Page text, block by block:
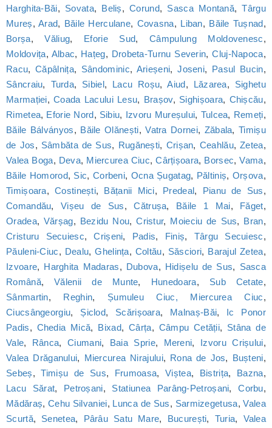
Harghita-Băi, Sovata, Beliș,Corund, Sasca Montană,Târgu
Mureș, Arad, Băile Herculane, Covasna, Liban, Băile Tușnad,
Borșa,Văliug, Eforie Sud,Câmpulung Moldovenesc,
Moldovița, Albac, Hațeg, Drobeta-Turnu Severin,Cluj-Napoca,
Racu,Căpâlnița, Sândominic, Arieșeni,Joseni, Pasul Bucin,
Sâncraiu, Turda, Sibiel, Lacu Roșu,Aiud, Lăzarea, Sighetu
Marmației,Coada Lacului Lesu, Brașov, Sighișoara, Chișcău,
Rimetea, Eforie Nord, Sibiu, Izvoru Mureșului, Tulcea, Remeți,
Băile Bálványos, Băile Olănești,Vatra Dornei, Zăbala,Timișu
de Jos, Sâmbăta de Sus, Rugănești, Crișan, Ceahlău,Zetea,
Valea Boga, Deva, Miercurea Ciuc,Cârțișoara, Borsec,Vama,
Băile Homorod, Sic, Corbeni, Ocna Șugatag, Păltiniș, Orșova,
Timișoara,Costinești, Bățanii Mici, Predeal, Pianu de Sus,
Comandău,Vișeu de Sus,Cătrușa, Băile 1 Mai, Făget,
Oradea, Vărșag, Bezidu Nou,Cristur, Moieciu de Sus, Bran,
Cristuru Secuiesc,Crișeni, Padis, Finiș, Târgu Secuiesc,
Păuleni-Ciuc, Dealu,Ghelința, Coltău, Săsciori, Barajul Zetea,
Izvoare, Harghita Madaras, Dubova, Hidișelu de Sus, Sasca
Română,Vălenii de Munte, Hunedoara, Sub Cetate,
Sânmartin, Reghin, Șumuleu Ciuc, Miercurea Ciuc,
Ciucsângeorgiu, Șiclod, Scărișoara, Malnaș-Băi, Ic Ponor
Padis, Chedia Mică, Bixad,Cârța, Câmpu Cetății, Stâna de
Vale, Rânca,Ciumani, Baia Sprie, Mereni, Izvoru Crișului,
Valea Drăganului, Miercurea Nirajului, Rona de Jos, Bușteni,
Sebeș,Timișu de Sus, Frumoasa,Viștea, Bistrița, Bazna,
Lacu Sărat, Petroșani, Statiunea Parâng-Petroșani,Corbu,
Mădăraș,Cehu Silvaniei, Lunca de Sus, Sarmizegetusa,Valea
Scurtă, Senetea, Pârâu Satu Mare, București, Turia, Valea